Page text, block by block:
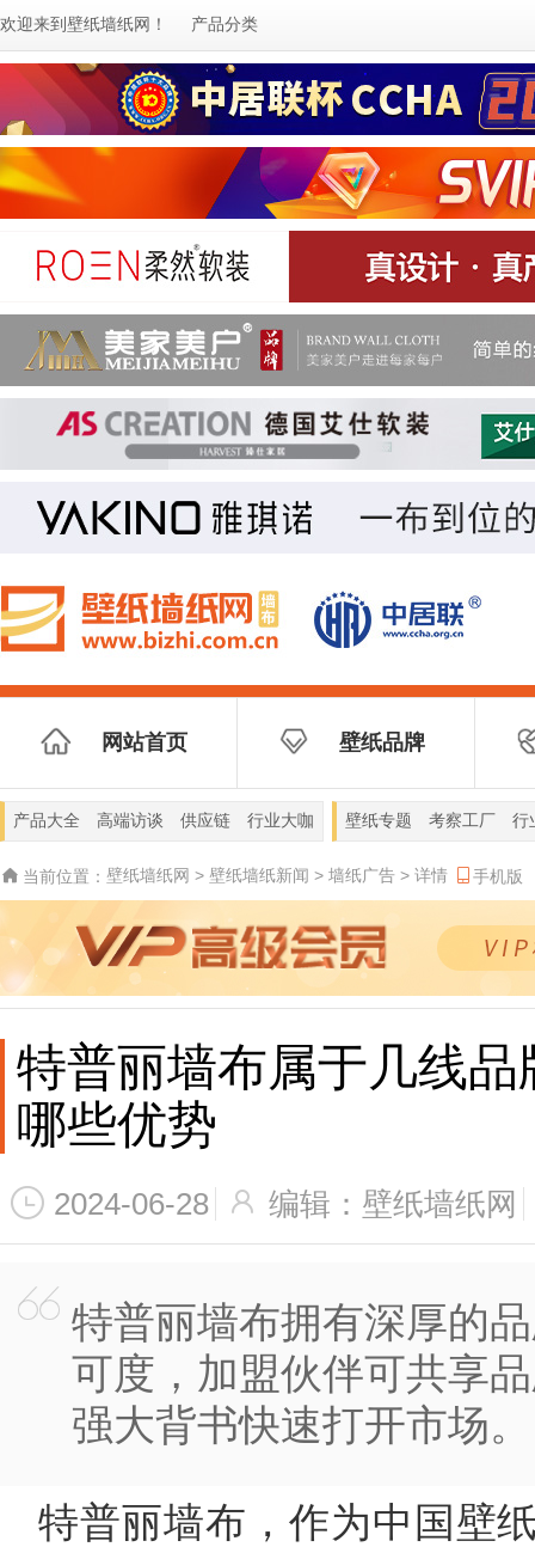
欢迎来到 壁纸墙纸网 ！ 产品分类
网站首页 壁纸品牌
产品大全 高端访谈 供应链 行业大咖 壁纸专题 考察工厂 行
当前位置： 壁纸墙纸网 > 壁纸墙纸新闻 > 墙纸广告 > 详情 手机版
特普丽墙布属于几线
哪些优势
2024-06-28 编辑：壁纸墙纸网
特普丽墙布拥有深厚的
可度，加盟伙伴可共享
强大背书快速打开市场。
特普丽墙布，作为中国壁